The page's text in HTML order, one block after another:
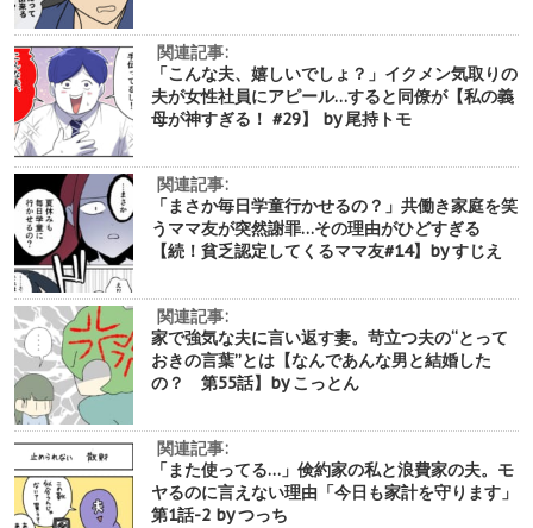
関連記事:
「こんな夫、嬉しいでしょ？」イクメン気取りの
夫が女性社員にアピール…すると同僚が【私の義
母が神すぎる！ #29】 by 尾持トモ
関連記事:
「まさか毎日学童行かせるの？」共働き家庭を笑
うママ友が突然謝罪…その理由がひどすぎる
【続！貧乏認定してくるママ友#14】by すじえ
関連記事:
家で強気な夫に言い返す妻。苛立つ夫の“とって
おきの言葉”とは【なんであんな男と結婚した
の？ 第55話】by こっとん
関連記事:
「また使ってる…」倹約家の私と浪費家の夫。モ
ヤるのに言えない理由「今日も家計を守ります」
第1話-2 by つっち